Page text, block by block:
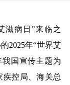
滋病日”来临之
2025年“世界艾
国宣传主题为
疾控局、海关总